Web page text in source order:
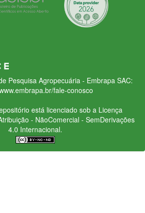
Pesquisa Agropecuária - Embrapa SAC:
fale-conosco
está licenciado sob a Licença
- NãoComercial - SemDerivações
4.0 Internacional.